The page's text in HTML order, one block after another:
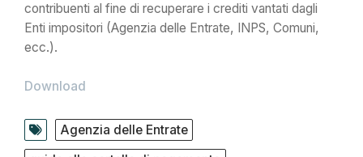
contribuenti al fine di recuperare i crediti vantati dagli
Enti impositori (Agenzia delle Entrate, INPS, Comuni,
ecc.).
Download
Agenzia delle Entrate